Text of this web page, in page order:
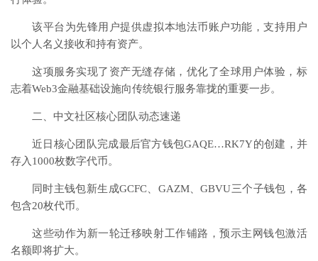
该平台为先锋用户提供虚拟本地法币账户功能，支持用户
以个人名义接收和持有资产。
这项服务实现了资产无缝存储，优化了全球用户体验，标
志着Web3金融基础设施向传统银行服务靠拢的重要一步。
二、中文社区核心团队动态速递
近日核心团队完成最后官方钱包GAQE…RK7Y的创建，并
存入1000枚数字代币。
同时主钱包新生成GCFC、GAZM、GBVU三个子钱包，各
包含20枚代币。
这些动作为新一轮迁移映射工作铺路，预示主网钱包激活
名额即将扩大。